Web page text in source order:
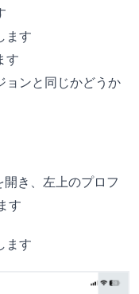
ます
す
ョンと同じかどうか
き、左上のプロフ
す
ます